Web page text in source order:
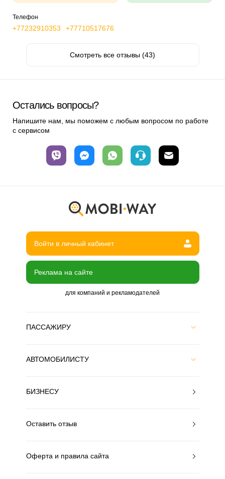
Телефон
+77232910353 +77710517676
Смотреть все отзывы (43)
Остались вопросы?
Напишите нам, мы поможем с любым вопросом по работе
с сервисом
Войти в личный кабинет
Реклама на сайте
для компаний и рекламодателей
ПАССАЖИРУ
АВТОМОБИЛИСТУ
БИЗНЕСУ
Оставить отзыв
Оферта и правила сайта